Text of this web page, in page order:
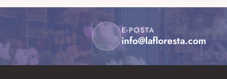
E-POSTA
info@lafloresta.com